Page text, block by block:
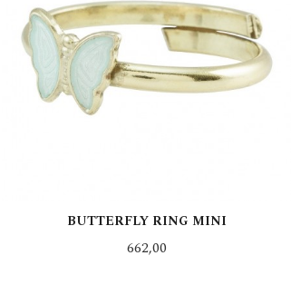
BUTTERFLY RING MINI
Pris
662,00